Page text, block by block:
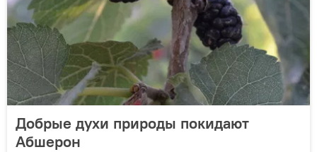
Добрые духи природы покидают
Абшерон